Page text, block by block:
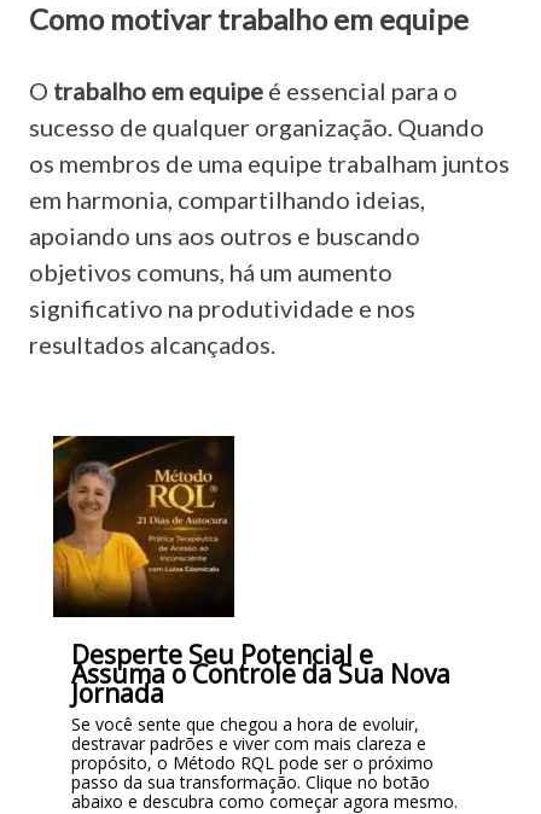
Como motivar trabalho em equipe
O trabalho em equipeé essencial para o
sucesso de qualquer organização. Quando
os membros de uma equipe trabalham juntos
em harmonia, compartilhando ideias,
apoiando uns aos outros e buscando
objetivos comuns, há um aumento
significativo na produtividade e nos
resultados alcançados.
Desperte Seu Potencial e
Assuma o Controle da Sua Nova
Jornada
Se você sente que chegou a hora de evoluir,
destravar padrões e viver com mais clareza e
propósito, o Método RQL pode ser o próximo
passo da sua transformação. Clique no botão
abaixo e descubra como começar agora mesmo.